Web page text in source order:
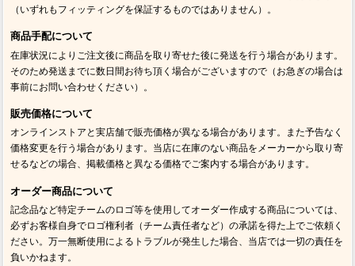
（いずれもフィッティングを保証するものではありません）。
商品手配について
在庫状況によりご注文後に商品を取り寄せた後に発送を行う場合があります。
そのため発送までに数日間お待ち頂く場合がございますので（お急ぎの場合は
事前にお問い合わせください）。
販売価格について
オンラインストアと実店舗で販売価格が異なる場合があります。また予告なく
価格変更を行う場合があります。当店に在庫のない商品をメーカーから取り寄
せるなどの場合、掲載価格と異なる価格でご案内する場合があります。
オーダー商品について
記念品など特定チームのロゴ等を使用してオーダー作成する商品については、
必ずお客様自身でロゴ権利者（チーム責任者など）の承諾を得た上でご依頼く
ださい。万一無断使用によるトラブルが発生した場合、当店では一切の責任を
負いかねます。